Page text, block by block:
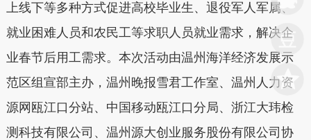
上线下等多种方式促进高校毕业生、退役军人军属、
就业困难人员和农民工等求职人员就业需求，解决企
业春节后用工需求。本次活动由温州海洋经济发展示
范区组宣部主办，温州晚报雪君工作室、温州人力资
源网瓯江口分站、中国移动瓯江口分局、浙江大玮检
测科技有限公司、温州源大创业服务股份有限公司协